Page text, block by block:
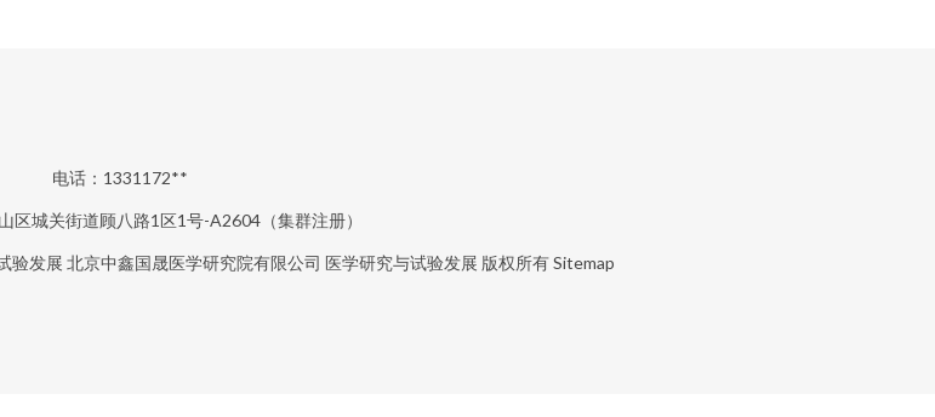
电话：1331172**
区城关街道顾八路1区1号-A2604（集群注册）
验发展 北京中鑫国晟医学研究院有限公司 医学研究与试验发展 版权所有Sitemap